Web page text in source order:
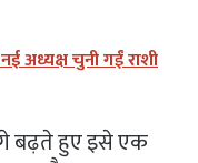
अध्यक्ष चुनी गईं राशी
बढ़ते हुए इसे एक